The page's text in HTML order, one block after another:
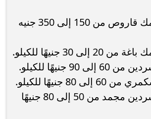
تراوح سعر سمك قاروص من 150 إلى 350 جنيه
30 جنيهًا للكيلو.
جنيهًا للكيلو.
80 جنيهًا للكيلو.
تراوح سعر السردين مجمد من 50 إلى 80 جنيهًا